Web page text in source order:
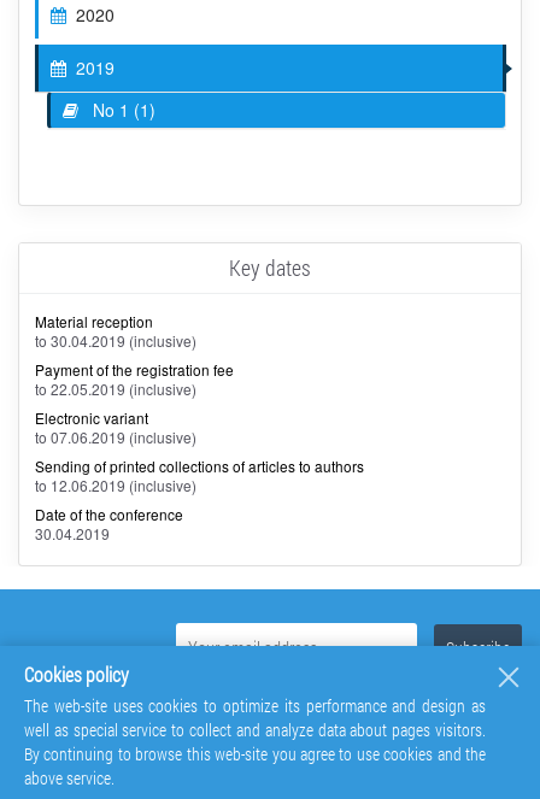
2020
2019
No 1 (1)
Key dates
Material reception
to 30.04.2019 (inclusive)
Payment of the registration fee
to 22.05.2019 (inclusive)
Electronic variant
to 07.06.2019 (inclusive)
Sending of printed collections of articles to authors
to 12.06.2019 (inclusive)
Date of the conference
30.04.2019
Cookies policy
The web-site uses cookies to optimize its performance and design as
well as special service to collect and analyze data about pages visitors.
By continuing to browse this web-site you agree to use cookies and the
above service.